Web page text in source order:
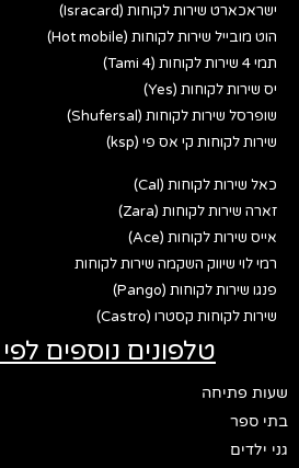
ישראכארט שירות לקוחות (Isracard)
הוט מובייל שירות לקוחות (Hot mobile)
תמי 4 שירות לקוחות (Tami 4)
יס שירות לקוחות (Yes)
שופרסל שירות לקוחות (Shufersal)
שירות לקוחות קי אס פי (ksp)
כאל שירות לקוחות (Cal)
זארה שירות לקוחות (Zara)
אייס שירות לקוחות (Ace)
רמי לוי שיווק השקמה שירות לקוחות
פנגו שירות לקוחות (Pango)
שירות לקוחות קסטרו (Castro)
טלפונים נוספים לפי
שעות פתיחה
בתי ספר
גני ילדים